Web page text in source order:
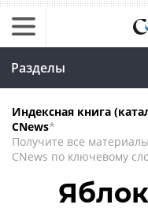
Разделы
Индексная книга
CNews*
Получите все материалы
CNews по ключевому